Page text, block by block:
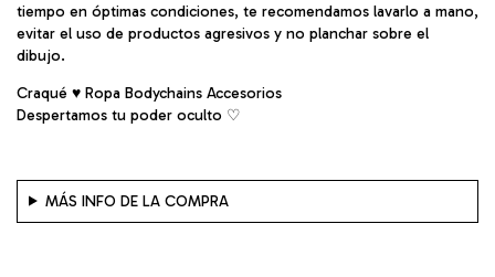
tiempo en óptimas condiciones, te recomendamos lavarlo a mano,
evitar el uso de productos agresivos y no planchar sobre el
dibujo.
Craqué ♥ Ropa Bodychains Accesorios
Despertamos tu poder oculto ♡︎
MÁS INFO DE LA COMPRA